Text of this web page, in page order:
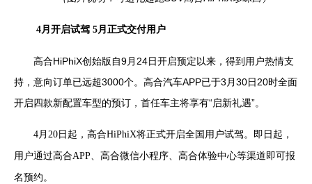
4月开启试驾 5月正式交付用户
高合HiPhiX创始版自9月24日开启预定以来，得到用户热情支
持，意向订单已远超3000个。高合汽车APP已于3月30日20时全面
开启四款新配置车型的预订，首任车主将享有“启新礼遇”。
4月20 日起，高合HiPhiX将正式开启全国用户试驾。即日起，
用户通过高合APP、高合微信小程序、高合体验中心等渠道即可报
名预约。